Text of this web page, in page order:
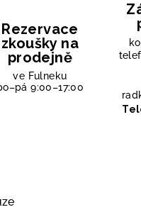
Rezervace
zkoušky na
prodejně
ve Fulneku
9:00–17:00